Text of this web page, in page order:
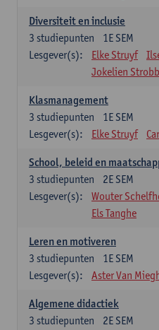
Diversiteit en inclusie
1E SEM
3 studiepunten
Lesgever(s):
Elke Struyf
Jokelien
Klasmanagement
1E SEM
3 studiepunten
Lesgever(s):
Elke Struyf
School, beleid en
2E SEM
3 studiepunten
Lesgever(s):
Wouter
Els Tanghe
Leren en motiveren
1E SEM
3 studiepunten
Lesgever(s):
Aster Van
Algemene didactiek
2E SEM
3 studiepunten